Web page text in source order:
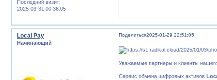
Последний визит:
2025-03-31 00:36:05
Поделиться2025-01-29 22:51:05
Local Pay
Начинающий
Уважаемые партнеры и клиенты
Сервис обмена цифровых активов